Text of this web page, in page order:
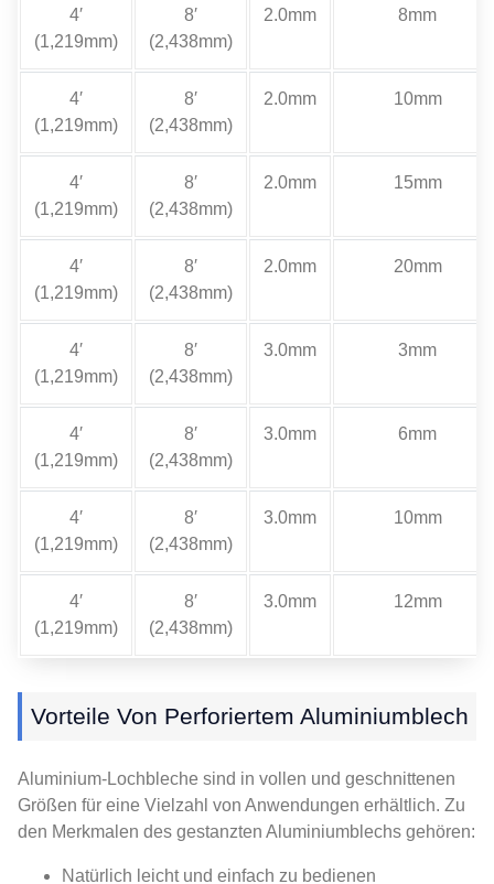
4′
(1,219mm)
8′
(2,438mm)
2.0mm 8mm
4′
(1,219mm)
8′
(2,438mm)
2.0mm 10mm
4′
(1,219mm)
8′
(2,438mm)
2.0mm 15mm
4′
(1,219mm)
8′
(2,438mm)
2.0mm 20mm
4′
(1,219mm)
8′
(2,438mm)
3.0mm 3mm
4′
(1,219mm)
8′
(2,438mm)
3.0mm 6mm
4′
(1,219mm)
8′
(2,438mm)
3.0mm 10mm
4′
(1,219mm)
8′
(2,438mm)
3.0mm 12mm
Vorteile Von Perforiertem Aluminiumblech
Aluminium-Lochbleche sind in vollen und geschnittenen
Größen für eine Vielzahl von Anwendungen erhältlich. Zu
den Merkmalen des gestanzten Aluminiumblechs gehören:
Natürlich leicht und einfach zu bedienen